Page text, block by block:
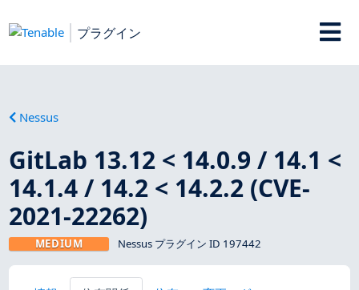
プラグイン
Nessus
GitLab 13.12 < 14.0.9 / 14.1 <
14.1.4 / 14.2 < 14.2.2 (CVE-
2021-22262)
MEDIUM Nessus プラグイン ID 197442